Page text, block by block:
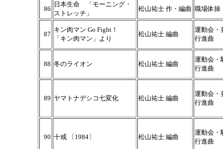
86
日本生命 「モーニング・
ストレッチ」
松山祐士 作・編曲 職場体操
87
キン肉マン Go Fight！
「キン肉マン」より
松山祐士 編曲
運動会・
行進曲
88 冬のライオン 松山祐士 編曲
運動会・
行進曲
89 ヤマトナデシコ七変化 松山祐士 編曲
運動会・
行進曲
90 十戒 〔1984〕 松山祐士 編曲
運動会・
行進曲